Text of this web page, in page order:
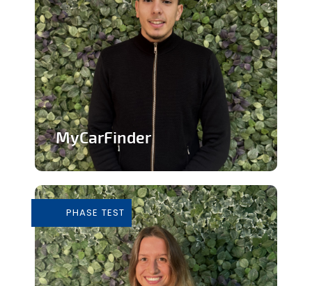
MyCarFinder
d'occasion
En savoir plus
PHASE TEST